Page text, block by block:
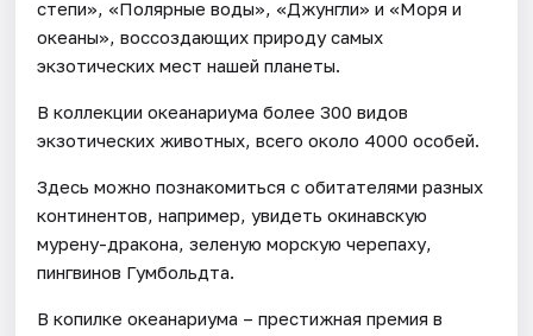
степи», «Полярные воды», «Джунгли» и «Моря и
океаны», воссоздающих природу самых
экзотических мест нашей планеты.
В коллекции океанариума более 300 видов
экзотических животных, всего около 4000 особей.
Здесь можно познакомиться с обитателями разных
континентов, например, увидеть окинавскую
мурену-дракона, зеленую морскую черепаху,
пингвинов Гумбольдта.
В копилке океанариума – престижная премия в